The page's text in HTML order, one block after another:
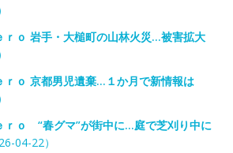
ｏ 岩手・大槌町の山林火災…被害拡大
ｏ 京都男児遺棄…１か月で新情報は
ｏ “春グマ”が街中に…庭で芝刈り中に
04-22）